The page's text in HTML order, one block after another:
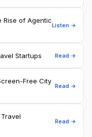
Rise of Agentic
Listen →
Startups Read →
Free City
Read →
Read →